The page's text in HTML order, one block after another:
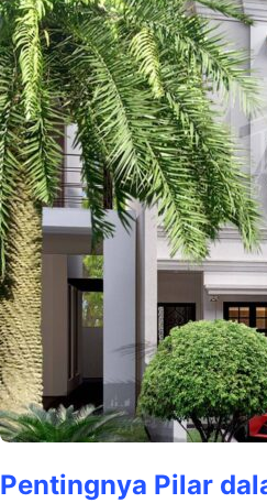
Pentingnya Pilar